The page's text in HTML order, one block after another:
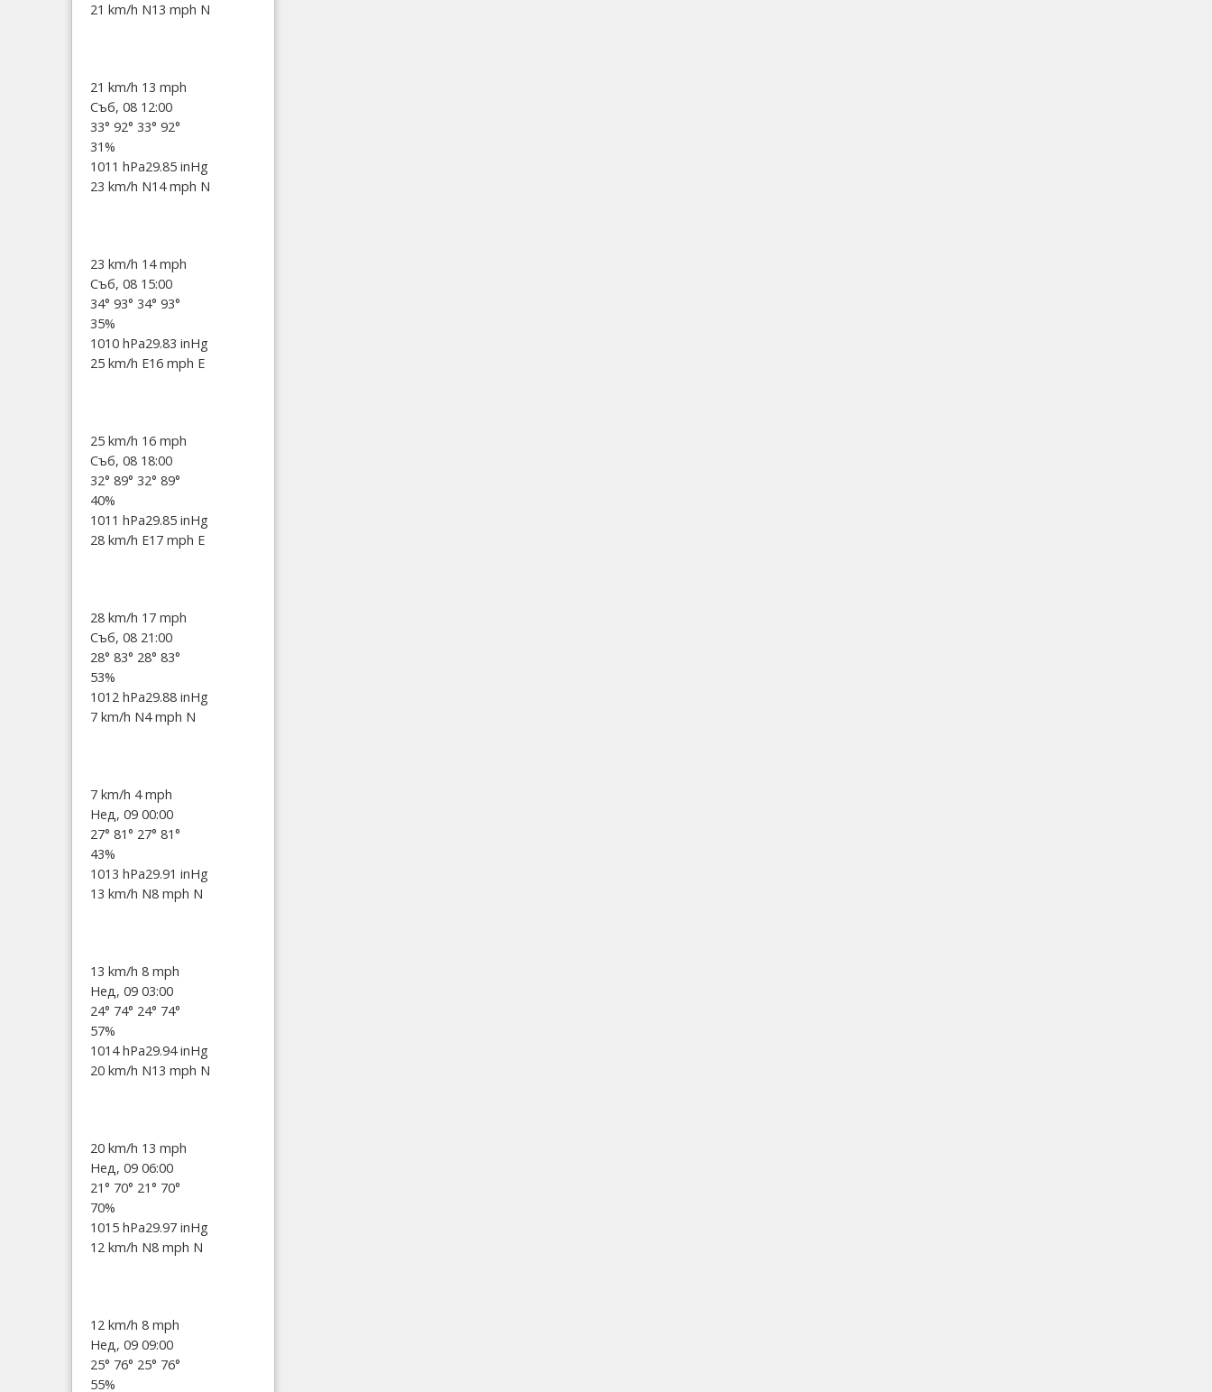
21 km/h N13 mph N
21 km/h 13 mph
Съб, 08 12:00
33° 92° 33° 92°
31%
1011 hPa29.85 inHg
23 km/h N14 mph N
23 km/h 14 mph
Съб, 08 15:00
34° 93° 34° 93°
35%
1010 hPa29.83 inHg
25 km/h E16 mph E
25 km/h 16 mph
Съб, 08 18:00
32° 89° 32° 89°
40%
1011 hPa29.85 inHg
28 km/h E17 mph E
28 km/h 17 mph
Съб, 08 21:00
28° 83° 28° 83°
53%
1012 hPa29.88 inHg
7 km/h N4 mph N
7 km/h 4 mph
Нед, 09 00:00
27° 81° 27° 81°
43%
1013 hPa29.91 inHg
13 km/h N8 mph N
13 km/h 8 mph
Нед, 09 03:00
24° 74° 24° 74°
57%
1014 hPa29.94 inHg
20 km/h N13 mph N
20 km/h 13 mph
Нед, 09 06:00
21° 70° 21° 70°
70%
1015 hPa29.97 inHg
12 km/h N8 mph N
12 km/h 8 mph
Нед, 09 09:00
25° 76° 25° 76°
55%